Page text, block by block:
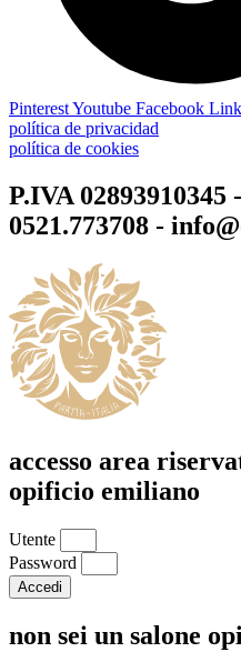
PinterestYoutube Facebook
política de privacidad
política de cookies
P.IVA 02893910345
0521.773708 -
accesso area
opificio emiliano
Utente
Password
Accedi
non sei un salone